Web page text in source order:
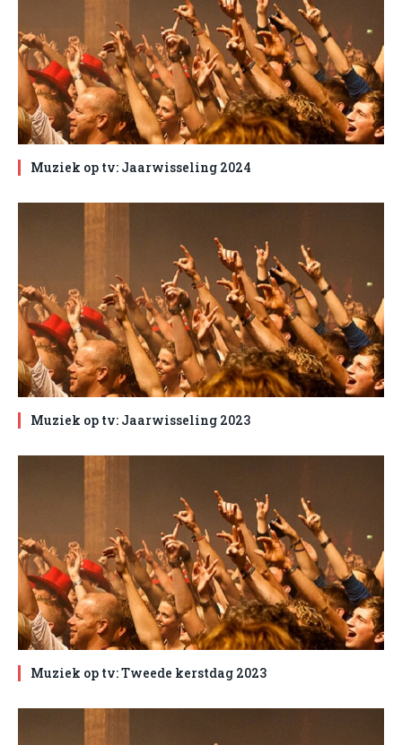
Muziek op tv: Jaarwisseling 2024
Muziek op tv: Jaarwisseling 2023
Muziek op tv: Tweede kerstdag 2023